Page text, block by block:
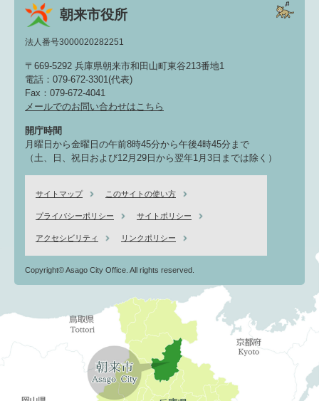
朝来市役所
法人番号3000020282251
〒669-5292 兵庫県朝来市和田山町東谷213番地1
電話：079-672-3301(代表)
Fax：079-672-4041
メールでのお問い合わせはこちら
開庁時間
月曜日から金曜日の午前8時45分から午後4時45分まで
（土、日、祝日および12月29日から翌年1月3日までは除く）
サイトマップ このサイトの使い方
プライバシーポリシー サイトポリシー
アクセシビリティ リンクポリシー
Copyright© Asago City Office. All rights reserved.